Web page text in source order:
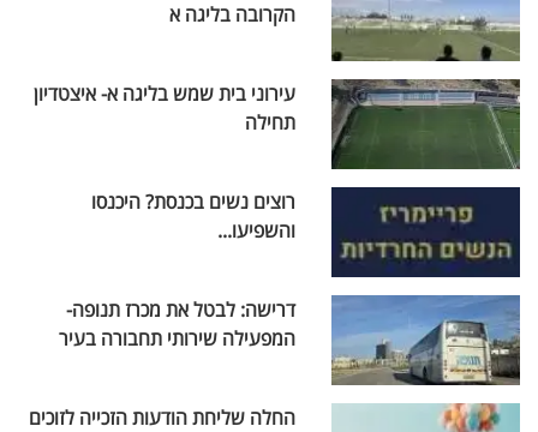
הקרובה בליגה א
עירוני בית שמש בליגה א- איצטדיון
תחילה
רוצים נשים בכנסת? היכנסו
והשפיעו...
דרישה: לבטל את מכרז תנופה-
המפעילה שירותי תחבורה בעיר
החלה שליחת הודעות הזכייה לזוכים